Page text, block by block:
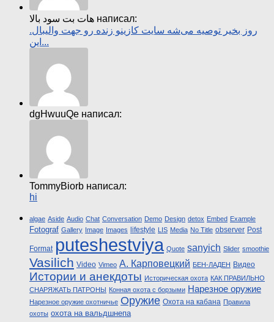
هات بت سود بالا написал:
روز بخیر توصیه می‌شه سایت کازینو زنده رو جهت والیبال.
این...
dgHwuuQe написал:
TommyBiorb написал:
hi
algae Aside Audio Chat Conversation Demo Design detox Embed Example
Fotograf Gallery Image Images lifestyle LIS Media No Title observer Post
Format puteshestviya Quote sanyich Slider smoothie
Vasilich Video Vimeo А. Карповецкий БЕН-ЛАДЕН Видео
Истории и анекдоты Историческая охота КАК ПРАВИЛЬНО
СНАРЯЖАТЬ ПАТРОНЫ
Конная охота с борзыми Нарезное оружие
Нарезное оружие охотничье Оружие Охота на кабана Правила
охоты охота на вальдшнепа